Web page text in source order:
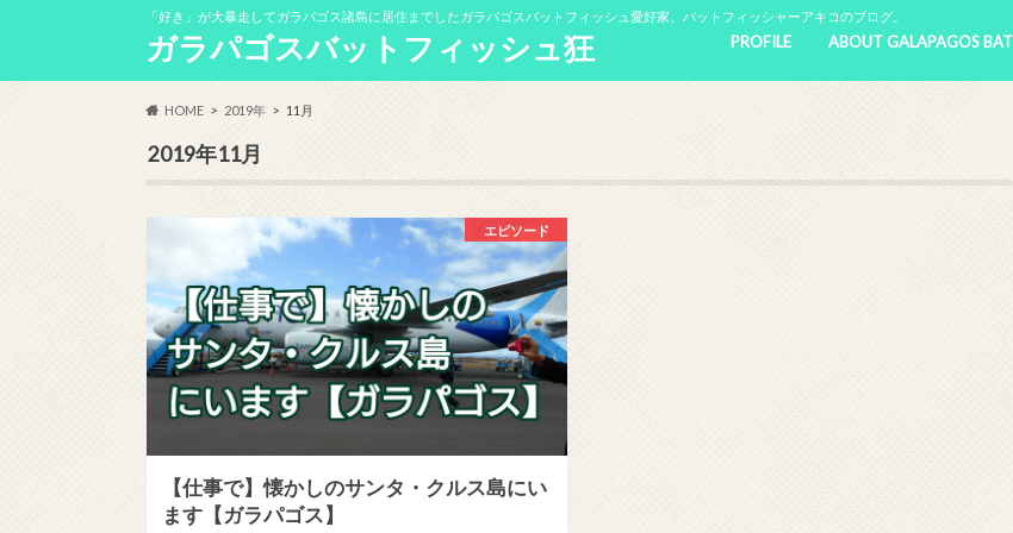
「好き」が大暴走してガラパゴス諸島に居住までしたガラパゴスバットフィッシュ愛好家、バットフィッシャーアキコのブログ。
ガラパゴスバットフィッシュ狂 PROFILE ABOUT GALAPAGOS
HOME 2019年 11月
2019年11月
エピソード
【仕事で】懐かしのサンタ・クルス島にい
ます【ガラパゴス】